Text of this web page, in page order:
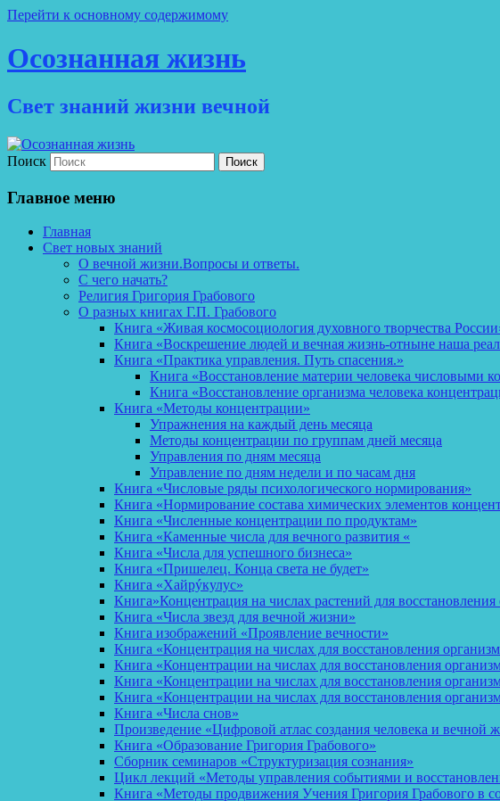
Перейти к основному содержимому
Осознанная жизнь
Свет знаний жизни вечной
Поиск
Главное меню
Главная
Свет новых знаний
О вечной жизни.Вопросы и ответы.
С чего начать?
Религия Григория Грабового
О разных книгах Г.П. Грабового
Книга «Живая космосоциология духовного творчества
Книга «Воскрешение людей и вечная жизнь-отныне наша
Книга «Практика управления. Путь спасения.»
Книга «Восстановление материи человека числовыми
Книга «Восстановление организма человека
Книга «Методы концентрации»
Упражнения на каждый день месяца
Методы концентрации по группам дней месяца
Управления по дням месяца
Управление по дням недели и по часам дня
Книга «Числовые ряды психологического нормирования»
Книга «Нормирование состава химических элементов
Книга «Численные концентрации по продуктам»
Книга «Каменные числа для вечного развития «
Книга «Числа для успешного бизнеса»
Книга «Пришелец. Конца света не будет»
Книга «Хайрýкулус»
Книга»Концентрация на числах растений для восстановления
Книга «Числа звезд для вечной жизни»
Книга изображений «Проявление вечности»
Книга «Концентрация на числах для восстановления
Книга «Концентрации на числах для восстановления
Книга «Концентрации на числах для восстановления
Книга «Концентрации на числах для восстановления
Книга «Числа снов»
Произведение «Цифровой атлас создания человека и вечной
Книга «Образование Григория Грабового»
Сборник семинаров «Структуризация сознания»
Цикл лекций «Методы управления событиями и
Книга «Методы продвижения Учения Григория Грабового в